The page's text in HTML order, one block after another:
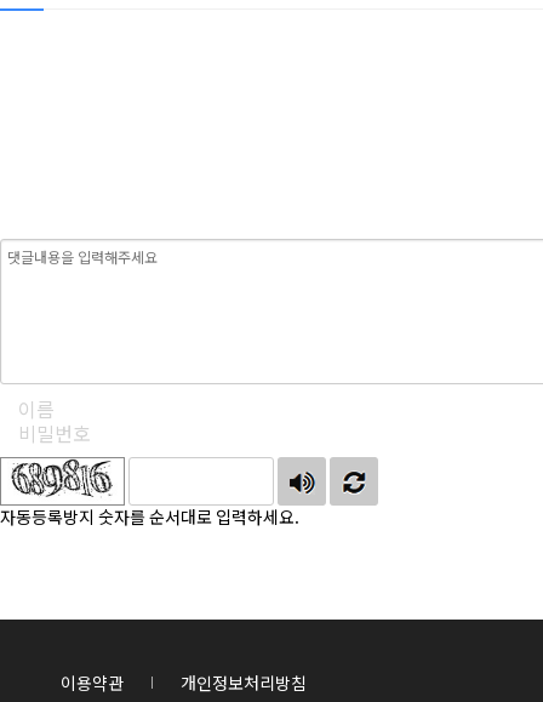
자동등록방지 숫자를 순서대로 입력하세요.
이용약관 개인정보처리방침